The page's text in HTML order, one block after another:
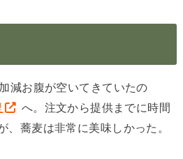
減お腹が空いてきていたの
へ。注文から提供までに時間
、蕎麦は非常に美味しかった。